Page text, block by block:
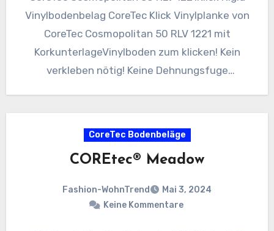
Vinylbodenbelag CoreTec Klick Vinylplanke von
CoreTec Cosmopolitan 50 RLV 1221 mit
KorkunterlageVinylboden zum klicken! Kein
verkleben nötig! Keine Dehnungsfuge
CoreTec Bodenbeläge
COREtec® Meadow
Fashion-WohnTrend
Mai 3, 2024
Keine Kommentare